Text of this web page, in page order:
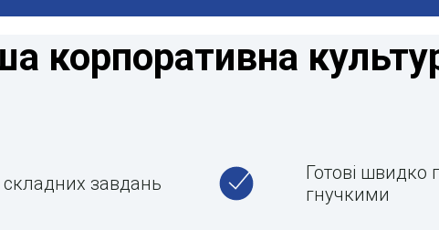
корпоративна
складних завдань
Готові швидко
гнучкими